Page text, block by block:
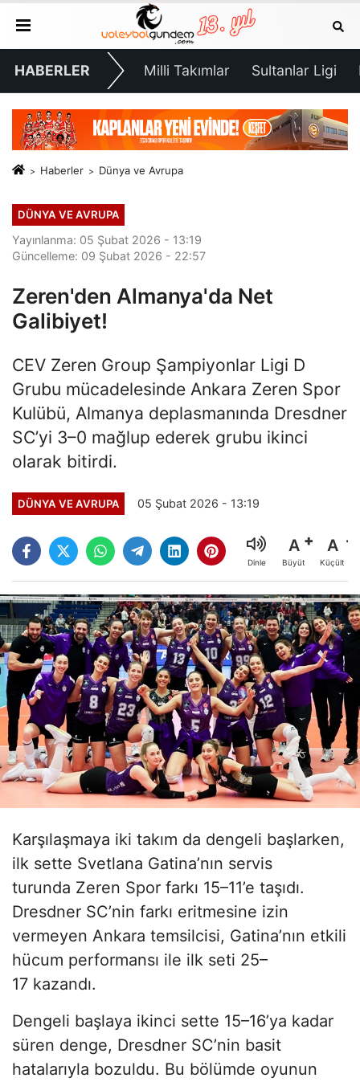
HABERLER Milli Takımlar Sultanlar Ligi
Haberler Dünya ve Avrupa
DÜNYA VE AVRUPA
Yayınlanma: 05 Şubat 2026 - 13:19
Güncelleme: 09 Şubat 2026 - 22:57
Zeren'den Almanya'da Net
Galibiyet!
CEV Zeren Group Şampiyonlar Ligi D
Grubu mücadelesinde Ankara Zeren Spor
Kulübü, Almanya deplasmanında Dresdner
SC’yi 3–0 mağlup ederek grubu ikinci
olarak bitirdi.
DÜNYA VE AVRUPA 05 Şubat 2026 - 13:19
Dinle
A
Büyüt
A
Küçült
Karşılaşmaya iki takım da dengeli başlarken,
ilk sette Svetlana Gatina’nın servis
turunda Zeren Spor farkı 15–11’e taşıdı.
Dresdner SC’nin farkı eritmesine izin
vermeyen Ankara temsilcisi, Gatina’nın etkili
hücum performansı ile ilk seti 25–
17 kazandı.
Dengeli başlaya ikinci sette 15–16’ya kadar
süren denge, Dresdner SC’nin basit
hatalarıyla bozuldu. Bu bölümde oyunun